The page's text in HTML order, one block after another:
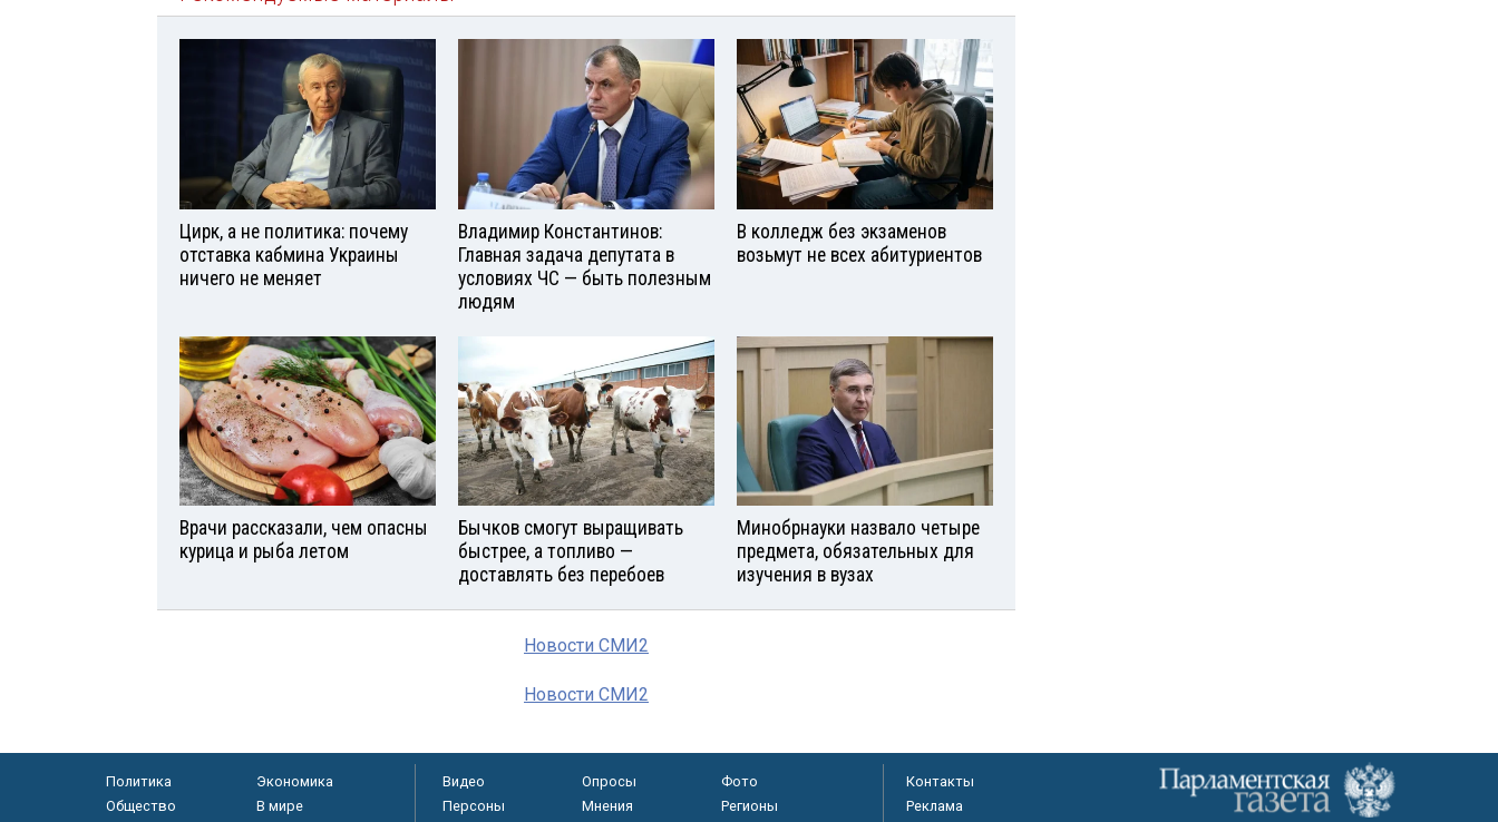
Цирк, а не политика: почему
отставка кабмина Украины
ничего не меняет
Владимир Константинов:
Главная задача депутата в
условиях ЧС — быть полезным
людям
В колледж без экзаменов
возьмут не всех абитуриентов
Врачи рассказали, чем опасны
курица и рыба летом
Бычков смогут выращивать
быстрее, а топливо —
доставлять без перебоев
Минобрнауки назвало четыре
предмета, обязательных для
изучения в вузах
Новости СМИ2
Новости СМИ2
Политика
Экономика
Общество
В мире
Видео Опросы
Фото
Персоны
Мнения Регионы
Контакты
Реклама